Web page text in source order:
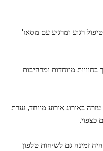
רגוע ומרגיע עם מסאז'
בחוויות מיוחדות ומרהיבות
באירוג אירוע מיוחד, נערת
כצפוי.
זמינה גם לשיחות טלפון